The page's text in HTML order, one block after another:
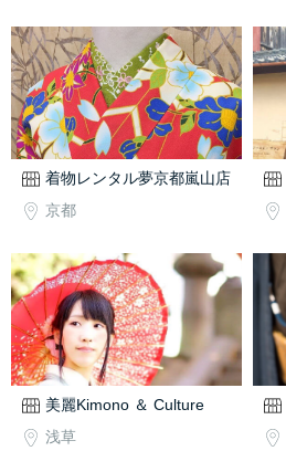
着物レンタル夢京都嵐山店
京都
美麗Kimono ＆ Culture
浅草